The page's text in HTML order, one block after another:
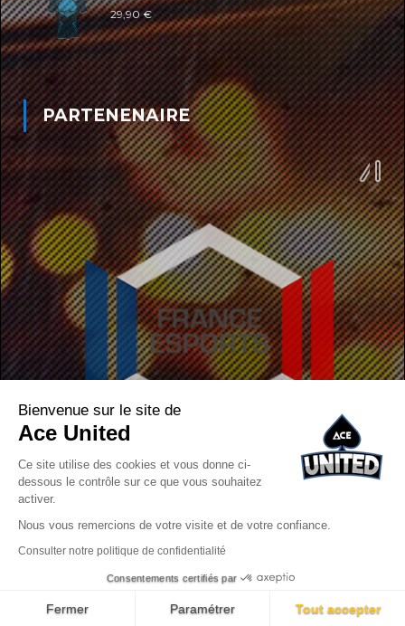
29,90€
PARTENENAIRE
© 2026 Copyright. Réalisé avec par Ace United . Tous droits réservés
Bienvenue sur le site de
Ace United
Ce site utilise des cookies et vous donne ci-
dessous le contrôle sur ce que vous souhaitez
activer.
Nous vous remercions de votre visite et de votre confiance.
Consulter notre politique de confidentialité
Consentements certifiés par
Fermer Paramétrer Tout accepter